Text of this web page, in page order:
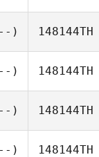
) 148144TH
) 148144TH
) 148144TH
) 148144TH